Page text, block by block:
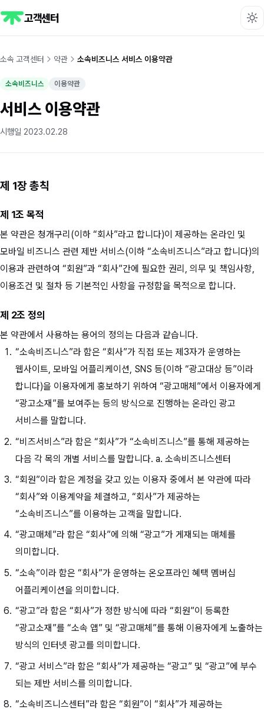
고객센터
소속 고객센터 약관 소속비즈니스 서비스 이용약관
소속비즈니스 이용약관
서비스 이용약관
시행일 2023.02.28
제 1장 총칙
제 1조 목적
본 약관은 청개구리(이하 “회사”라고 합니다)이 제공하는 온라인 및
모바일 비즈니스 관련 제반 서비스(이하 “소속비즈니스”라고 합니다)의
이용과 관련하여 “회원”과 “회사”간에 필요한 권리, 의무 및 책임사항,
이용조건 및 절차 등 기본적인 사항을 규정함을 목적으로 합니다.
제 2조 정의
본 약관에서 사용하는 용어의 정의는 다음과 같습니다.
“소속비즈니스”라 함은 “회사”가 직접 또는 제3자가 운영하는
웹사이트, 모바일 어플리케이션, SNS 등(이하 “광고대상 등”이라
합니다)을 이용자에게 홍보하기 위하여 “광고매체”에서 이용자에게
“광고소재”를 보여주는 등의 방식으로 진행하는 온라인 광고
서비스를 말합니다.
“비즈서비스”라 함은 “회사”가 “소속비즈니스”를 통해 제공하는
다음 각 목의 개별 서비스를 말합니다. a. 소속비즈니스센터
“회원”이라 함은 계정을 갖고 있는 이용자 중에서 본 약관에 따라
“회사”와 이용계약을 체결하고, “회사”가 제공하는
“소속비즈니스”를 이용하는 고객을 말합니다.
“광고매체”라 함은 “회사”에 의해 “광고”가 게재되는 매체를
의미합니다.
“소속”이라 함은 “회사”가 운영하는 온오프라인 혜택 멤버십
어플리케이션을 의미합니다.
“광고”라 함은 “회사”가 정한 방식에 따라 “회원”이 등록한
“광고소재”를 “소속 앱” 및 “광고매체”를 통해 이용자에게 노출하는
방식의 인터넷 광고를 의미합니다.
“광고 서비스”라 함은 “회사”가 제공하는 “광고” 및 “광고”에 부수
되는 제반 서비스를 의미합니다.
“소속비즈니스센터”라 함은 “회원”이 “회사”가 제공하는